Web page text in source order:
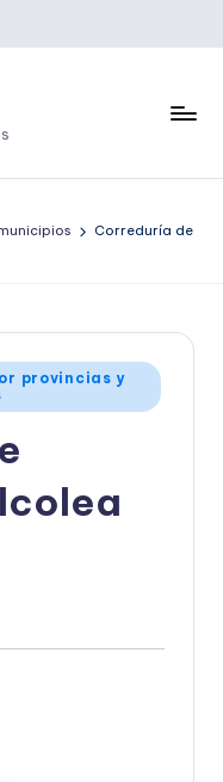
Correduría de
provincias y